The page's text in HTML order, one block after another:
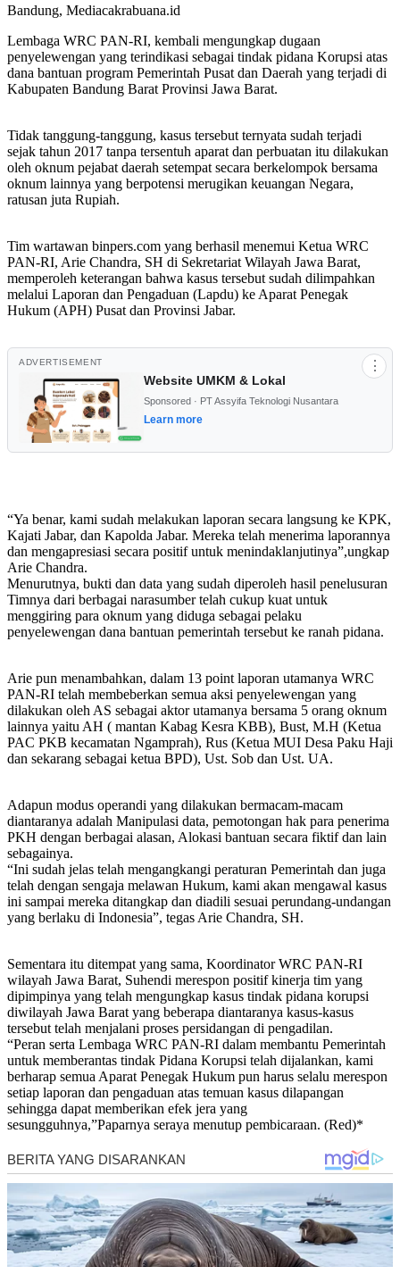
Bandung, Mediacakrabuana.id
Lembaga WRC PAN-RI, kembali mengungkap dugaan
penyelewengan yang terindikasi sebagai tindak pidana Korupsi atas
dana bantuan program Pemerintah Pusat dan Daerah yang terjadi di
Kabupaten Bandung Barat Provinsi Jawa Barat.
Tidak tanggung-tanggung, kasus tersebut ternyata sudah terjadi
sejak tahun 2017 tanpa tersentuh aparat dan perbuatan itu dilakukan
oleh oknum pejabat daerah setempat secara berkelompok bersama
oknum lainnya yang berpotensi merugikan keuangan Negara,
ratusan juta Rupiah.
Tim wartawan binpers.com yang berhasil menemui Ketua WRC
PAN-RI, Arie Chandra, SH di Sekretariat Wilayah Jawa Barat,
memperoleh keterangan bahwa kasus tersebut sudah dilimpahkan
melalui Laporan dan Pengaduan (Lapdu) ke Aparat Penegak
Hukum (APH) Pusat dan Provinsi Jabar.
ADVERTISEMENT ⋮
Website UMKM & Lokal
Sponsored · PT Assyifa Teknologi Nusantara
Learn more
“Ya benar, kami sudah melakukan laporan secara langsung ke KPK,
Kajati Jabar, dan Kapolda Jabar. Mereka telah menerima laporannya
dan mengapresiasi secara positif untuk menindaklanjutinya”,ungkap
Arie Chandra.
Menurutnya, bukti dan data yang sudah diperoleh hasil penelusuran
Timnya dari berbagai narasumber telah cukup kuat untuk
menggiring para oknum yang diduga sebagai pelaku
penyelewengan dana bantuan pemerintah tersebut ke ranah pidana.
Arie pun menambahkan, dalam 13 point laporan utamanya WRC
PAN-RI telah membeberkan semua aksi penyelewengan yang
dilakukan oleh AS sebagai aktor utamanya bersama 5 orang oknum
lainnya yaitu AH ( mantan Kabag Kesra KBB), Bust, M.H (Ketua
PAC PKB kecamatan Ngamprah), Rus (Ketua MUI Desa Paku Haji
dan sekarang sebagai ketua BPD), Ust. Sob dan Ust. UA.
Adapun modus operandi yang dilakukan bermacam-macam
diantaranya adalah Manipulasi data, pemotongan hak para penerima
PKH dengan berbagai alasan, Alokasi bantuan secara fiktif dan lain
sebagainya.
“Ini sudah jelas telah mengangkangi peraturan Pemerintah dan juga
telah dengan sengaja melawan Hukum, kami akan mengawal kasus
ini sampai mereka ditangkap dan diadili sesuai perundang-undangan
yang berlaku di Indonesia”, tegas Arie Chandra, SH.
Sementara itu ditempat yang sama, Koordinator WRC PAN-RI
wilayah Jawa Barat, Suhendi merespon positif kinerja tim yang
dipimpinya yang telah mengungkap kasus tindak pidana korupsi
diwilayah Jawa Barat yang beberapa diantaranya kasus-kasus
tersebut telah menjalani proses persidangan di pengadilan.
“Peran serta Lembaga WRC PAN-RI dalam membantu Pemerintah
untuk memberantas tindak Pidana Korupsi telah dijalankan, kami
berharap semua Aparat Penegak Hukum pun harus selalu merespon
setiap laporan dan pengaduan atas temuan kasus dilapangan
sehingga dapat memberikan efek jera yang
sesungguhnya,”Paparnya seraya menutup pembicaraan. (Red)*